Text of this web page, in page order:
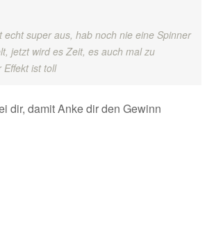
echt super aus, hab noch nie eine Spinner
jetzt wird es Zeit, es auch mal zu
ist toll
dir, damit Anke dir den Gewinn